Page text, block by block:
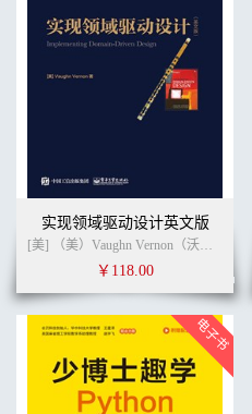
实现领域驱动设计英文版
[美] （美）Vaughn Vernon（沃恩.弗农） (作者) Vaughn Vernon（沃恩.弗农） (译者)
￥118.00